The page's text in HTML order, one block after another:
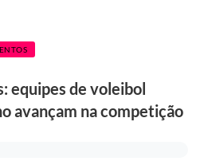
equipes de voleibol
avançam na competição